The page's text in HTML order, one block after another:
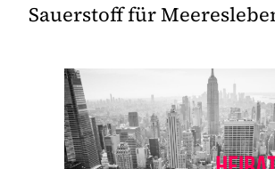
Sauerstoff für